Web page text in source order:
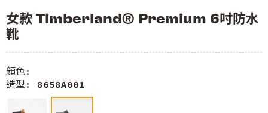
女款 Timberland® Premium 6吋防水
靴
顏色:
造型: 8658A001